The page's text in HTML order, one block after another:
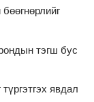
тэгш бус
явдал